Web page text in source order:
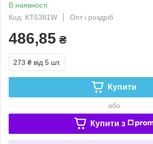
В наявності
Код: KT5381W
Опт і роздріб
486,85 ₴
273 ₴ від 5 шт.
Купити
або
Купити з